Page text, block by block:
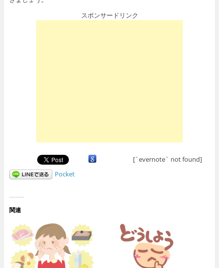
スポンサードリンク
[`evernote` not found]
Pocket
関連